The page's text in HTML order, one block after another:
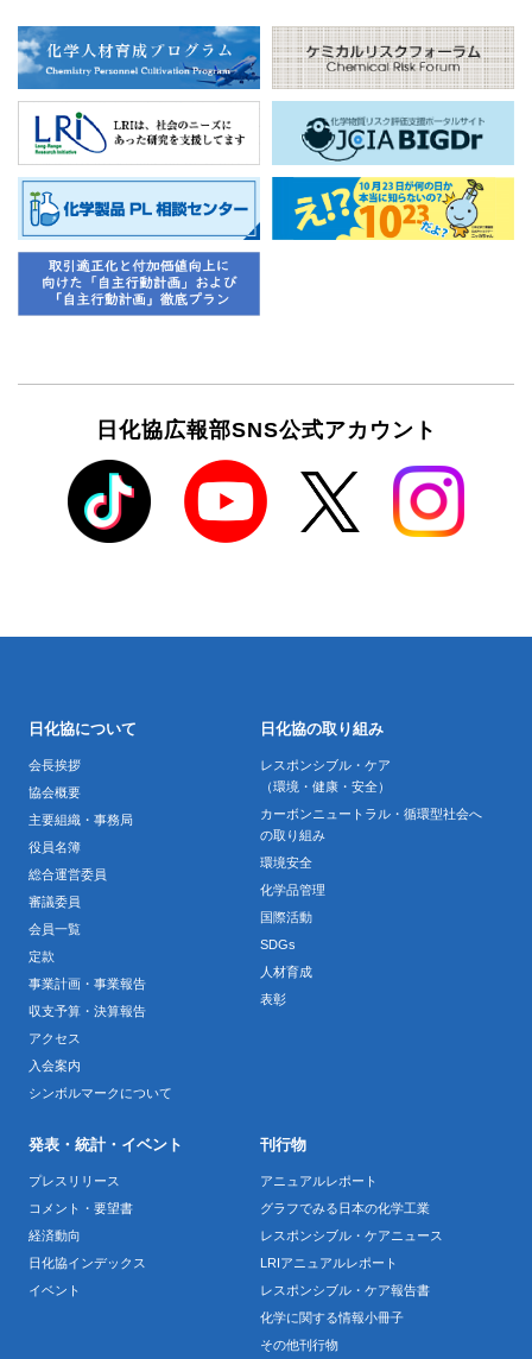
日化協広報部SNS公式アカウント
日化協について
会長挨拶
協会概要
主要組織・事務局
役員名簿
総合運営委員
審議委員
会員一覧
定款
事業計画・事業報告
収支予算・決算報告
アクセス
入会案内
シンボルマークについて
日化協の取り組み
レスポンシブル・ケア
（環境・健康・安全）
カーボンニュートラル・循環型社会へ
の取り組み
環境安全
化学品管理
国際活動
SDGs
人材育成
表彰
発表・統計・イベント
プレスリリース
コメント・要望書
経済動向
日化協インデックス
イベント
刊行物
アニュアルレポート
グラフでみる日本の化学工業
レスポンシブル・ケアニュース
LRIアニュアルレポート
レスポンシブル・ケア報告書
化学に関する情報小冊子
その他刊行物